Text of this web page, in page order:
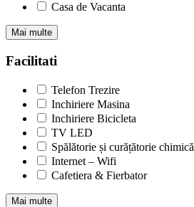
Casa de Vacanta
Mai multe
Facilitati
Telefon Trezire
Inchiriere Masina
Inchiriere Bicicleta
TV LED
Spălătorie și curățătorie chimică
Internet – Wifi
Cafetiera & Fierbator
Mai multe